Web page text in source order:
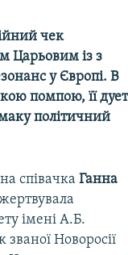
чек
Царьовим із з
у Європі. В
помпою, її дует
політичний
співачкаГанна
імені А.Б.
Новоросії